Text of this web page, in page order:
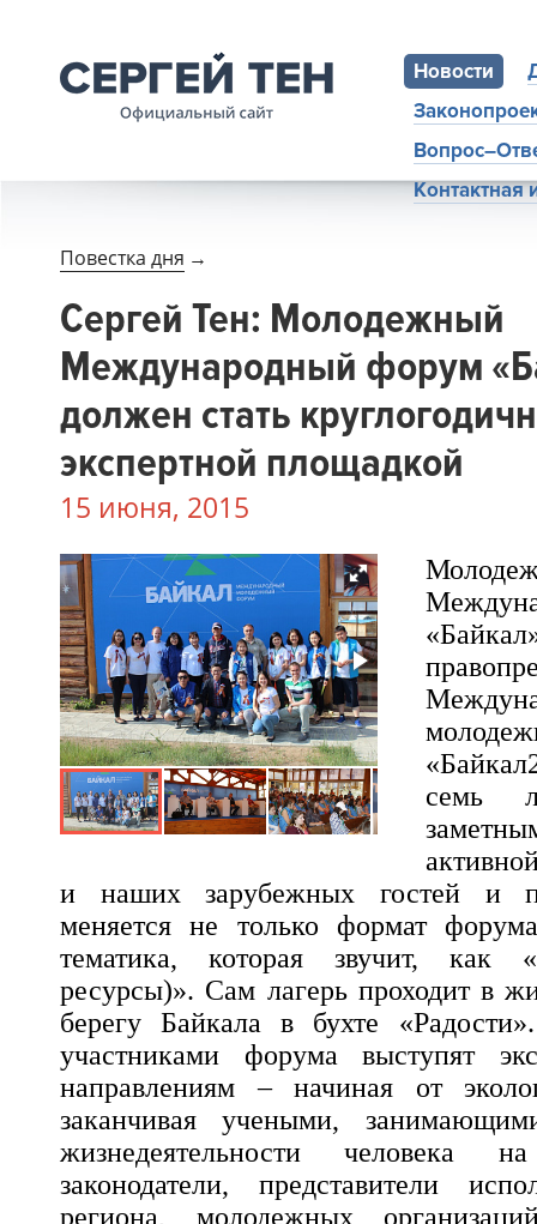
Новости
Повестка дня →
Сергей Тен: Молодежный
Международный форум
должен стать
экспертной площадкой
15 июня, 2015
семь
и наших зарубежных гостей и
меняется не только формат
тематика, которая звучит, как
ресурсы)». Сам лагерь проходит в
берегу Байкала в бухте
участниками форума выступят
направлениям – начиная от
заканчивая учеными,
жизнедеятельности человека
законодатели, представители
региона, молодежных